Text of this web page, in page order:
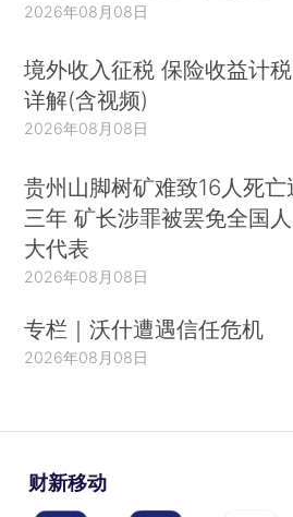
2026年08月08日
境外收入征税 保险收益计税
详解(含视频)
2026年08月08日
贵州山脚树矿难致16人死亡
三年 矿长涉罪被罢免全国人
大代表
2026年08月08日
专栏｜沃什遭遇信任危机
2026年08月08日
财新移动